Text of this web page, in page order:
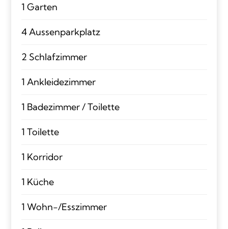
1 Garten
4 Aussenparkplatz
2 Schlafzimmer
1 Ankleidezimmer
1 Badezimmer / Toilette
1 Toilette
1 Korridor
1 Küche
1 Wohn-/Esszimmer